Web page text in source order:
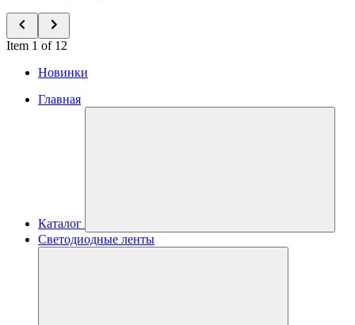
Item 1 of 12
Новинки
Главная
Каталог
Светодиодные ленты